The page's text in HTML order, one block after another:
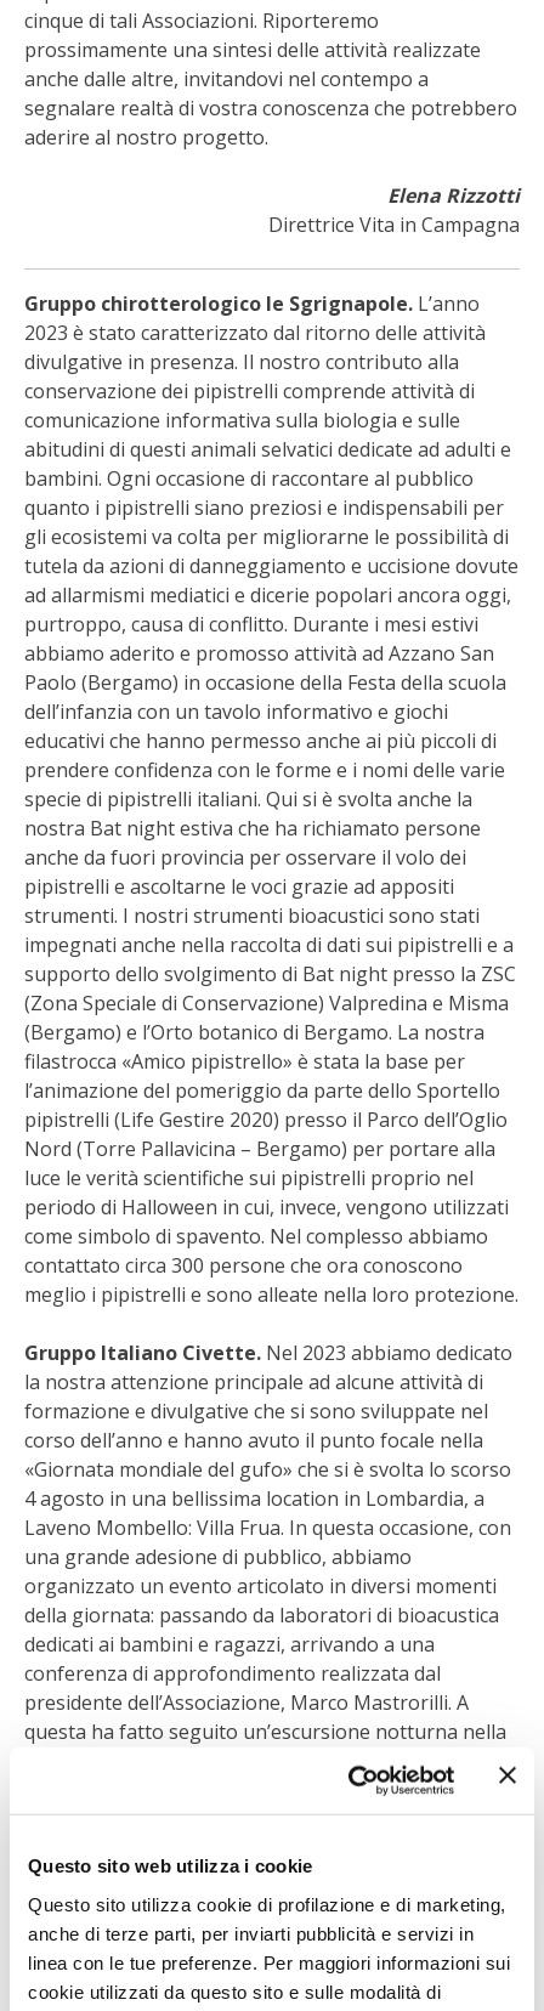
Questo sito web utilizza i cookie
Questo sito utilizza cookie di profilazione e di marketing,
anche di terze parti, per inviarti pubblicità e servizi in
linea con le tue preferenze. Per maggiori informazioni sui
cookie utilizzati da questo sito e sulle modalità di
PELLENC
MEDICINA DEI SEMPLICI
SCONTI NOVEMBRE
ZAPI GARDEN
BENZA
ORTO BIO – TECNICHE DI COLTIVAZIONE
THERMACELL
TAP TRAP
IL MIO ORTO
ANIMALI UMANI E NON UMANI
IL MIO 2025
COLTIVARE L’OLIVO
CORMIK
VIGNETO BIO
PENSA ALTERNATIVO
GARDENA
VERONESI
RIMANI A CONTATTO CON LA NATURA
CRESCERE INSIEME
VITA IN CAMPAGNA LA FIERA
NATURALMENTE
I PARTNER DI VITA IN CAMPAGNA
RASIKAL
BIOGENTS
cinque di tali Associazioni. Riporteremo
prossimamente una sintesi delle attività realizzate
anche dalle altre, invitandovi nel contempo a
segnalare realtà di vostra conoscenza che potrebbero
aderire al nostro progetto.
Elena Rizzotti
Direttrice Vita in Campagna
Gruppo chirotterologico le Sgrignapole. L’anno
2023 è stato caratterizzato dal ritorno delle attività
divulgative in presenza. Il nostro contributo alla
conservazione dei pipistrelli comprende attività di
comunicazione informativa sulla biologia e sulle
abitudini di questi animali selvatici dedicate ad adulti e
bambini. Ogni occasione di raccontare al pubblico
quanto i pipistrelli siano preziosi e indispensabili per
gli ecosistemi va colta per migliorarne le possibilità di
tutela da azioni di danneggiamento e uccisione dovute
ad allarmismi mediatici e dicerie popolari ancora oggi,
purtroppo, causa di conflitto. Durante i mesi estivi
abbiamo aderito e promosso attività ad Azzano San
Paolo (Bergamo) in occasione della Festa della scuola
dell’infanzia con un tavolo informativo e giochi
educativi che hanno permesso anche ai più piccoli di
prendere confidenza con le forme e i nomi delle varie
specie di pipistrelli italiani. Qui si è svolta anche la
nostra Bat night estiva che ha richiamato persone
anche da fuori provincia per osservare il volo dei
pipistrelli e ascoltarne le voci grazie ad appositi
strumenti. I nostri strumenti bioacustici sono stati
impegnati anche nella raccolta di dati sui pipistrelli e a
supporto dello svolgimento di Bat night presso la ZSC
(Zona Speciale di Conservazione) Valpredina e Misma
(Bergamo) e l’Orto botanico di Bergamo. La nostra
filastrocca «Amico pipistrello» è stata la base per
l’animazione del pomeriggio da parte dello Sportello
pipistrelli (Life Gestire 2020) presso il Parco dell’Oglio
Nord (Torre Pallavicina – Bergamo) per portare alla
luce le verità scientifiche sui pipistrelli proprio nel
periodo di Halloween in cui, invece, vengono utilizzati
come simbolo di spavento. Nel complesso abbiamo
contattato circa 300 persone che ora conoscono
meglio i pipistrelli e sono alleate nella loro protezione.
Gruppo Italiano Civette. Nel 2023 abbiamo dedicato
la nostra attenzione principale ad alcune attività di
formazione e divulgative che si sono sviluppate nel
corso dell’anno e hanno avuto il punto focale nella
«Giornata mondiale del gufo» che si è svolta lo scorso
4 agosto in una bellissima location in Lombardia, a
Laveno Mombello: Villa Frua. In questa occasione, con
una grande adesione di pubblico, abbiamo
organizzato un evento articolato in diversi momenti
della giornata: passando da laboratori di bioacustica
dedicati ai bambini e ragazzi, arrivando a una
conferenza di approfondimento realizzata dal
presidente dell’Associazione, Marco Mastrorilli. A
questa ha fatto seguito un’escursione notturna nella
quale i partecipanti hanno goduto del contatto
ravvicinato con gli allocchi dei boschi di Laveno. I
rapaci notturni del resto sono animali che da secoli
comuni e la divulgazione è il processo migliore per
poterli salvaguardare. Per questo motivo
l’Associazione ha organizzato nel corso dell’anno
momenti diversi di aggregazione in sinergia con
parchi e altre Associazioni dando vita a eventi chiamati